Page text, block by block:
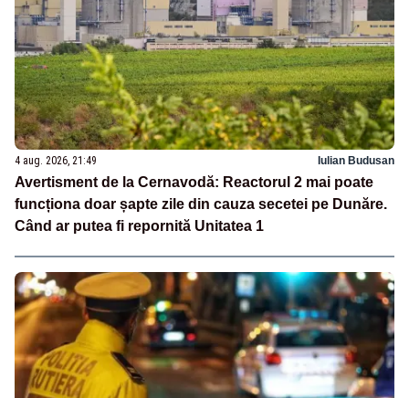
4 aug. 2026, 21:49 Iulian Budusan
Avertisment de la Cernavodă: Reactorul 2 mai poate
funcționa doar șapte zile din cauza secetei pe Dunăre.
Când ar putea fi repornită Unitatea 1